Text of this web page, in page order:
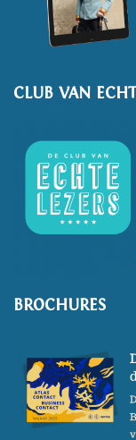
CLUB VAN
BROCHURES